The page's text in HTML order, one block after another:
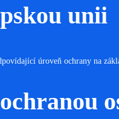
unii
úroveň ochrany na